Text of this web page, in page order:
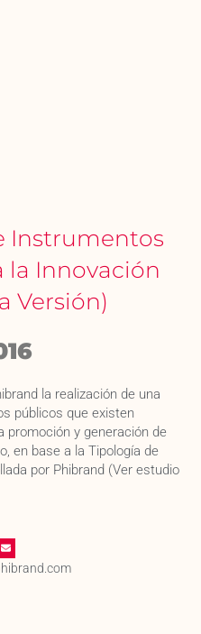
Instrumentos
la Innovación
Versión)
la realización de una
públicos que existen
promoción y generación de
en base a la Tipología de
por Phibrand (Ver estudio